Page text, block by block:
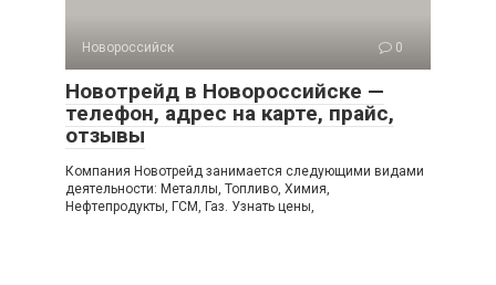
Новороссийск 0
Новотрейд в Новороссийске —
телефон, адрес на карте, прайс,
отзывы
Компания Новотрейд занимается следующими видами
деятельности: Металлы, Топливо, Химия,
Нефтепродукты, ГСМ, Газ. Узнать цены,